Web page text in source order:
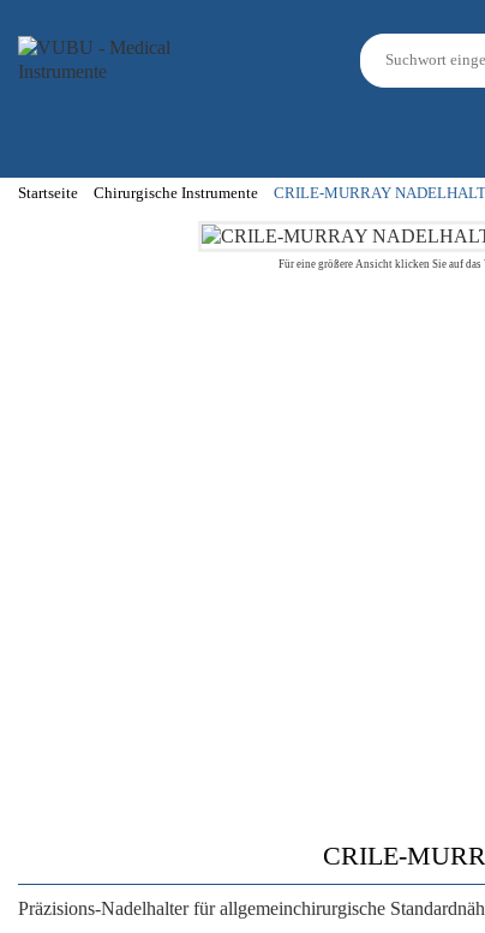
Startseite Chirurgische Instrumente CRILE-MURRAY
Für eine größere Ansicht klicken Sie auf
CRILE-
Präzisions-Nadelhalter für allgemeinchirurgische